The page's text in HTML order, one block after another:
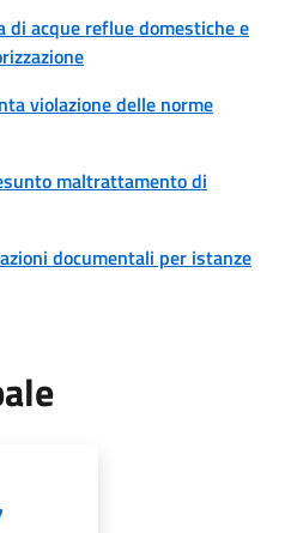
di acque reflue domestiche e
violazione delle norme
maltrattamento di
documentali per istanze